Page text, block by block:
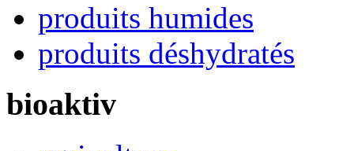
produits humides
produits déshydratés
bioaktiv